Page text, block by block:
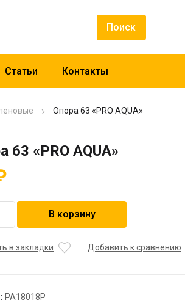
Статьи Контакты
Опора 63 «PRO AQUA»
63 «PRO AQUA»
В корзину
в закладки Добавить к сравнению
PA18018P